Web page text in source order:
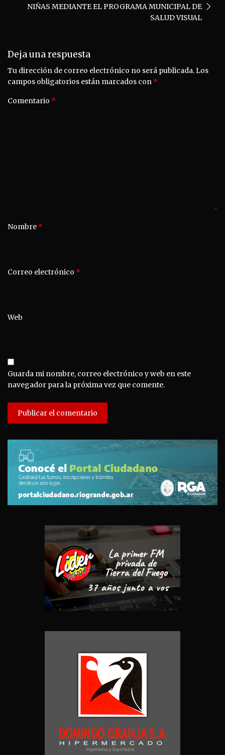
NIÑAS MEDIANTE EL PROGRAMA MUNICIPAL DE
SALUD VISUAL
Deja una respuesta
Tu dirección de correo electrónico no será publicada.Los
campos obligatorios están marcados con *
Comentario *
Nombre *
Correo electrónico *
Web
Guarda mi nombre, correo electrónico y web en este
navegador para la próxima vez que comente.